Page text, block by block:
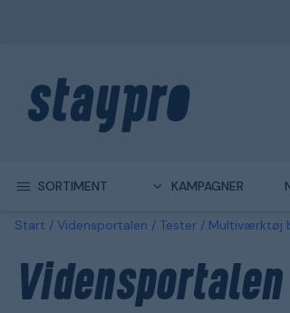
SORTIMENT KAMPAGNER
Start Vidensportalen Tester Multiværktøj
Vidensportalen